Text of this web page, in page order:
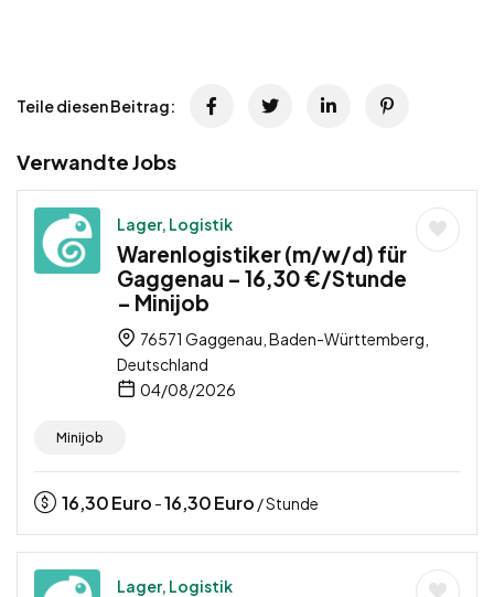
Teile diesen Beitrag:
Verwandte Jobs
Lager, Logistik
Warenlogistiker (m/w/d) für
Gaggenau – 16,30 €/Stunde
– Minijob
76571 Gaggenau, Baden-Württemberg,
Deutschland
04/08/2026
Minijob
16,30Euro -16,30Euro / Stunde
Lager, Logistik